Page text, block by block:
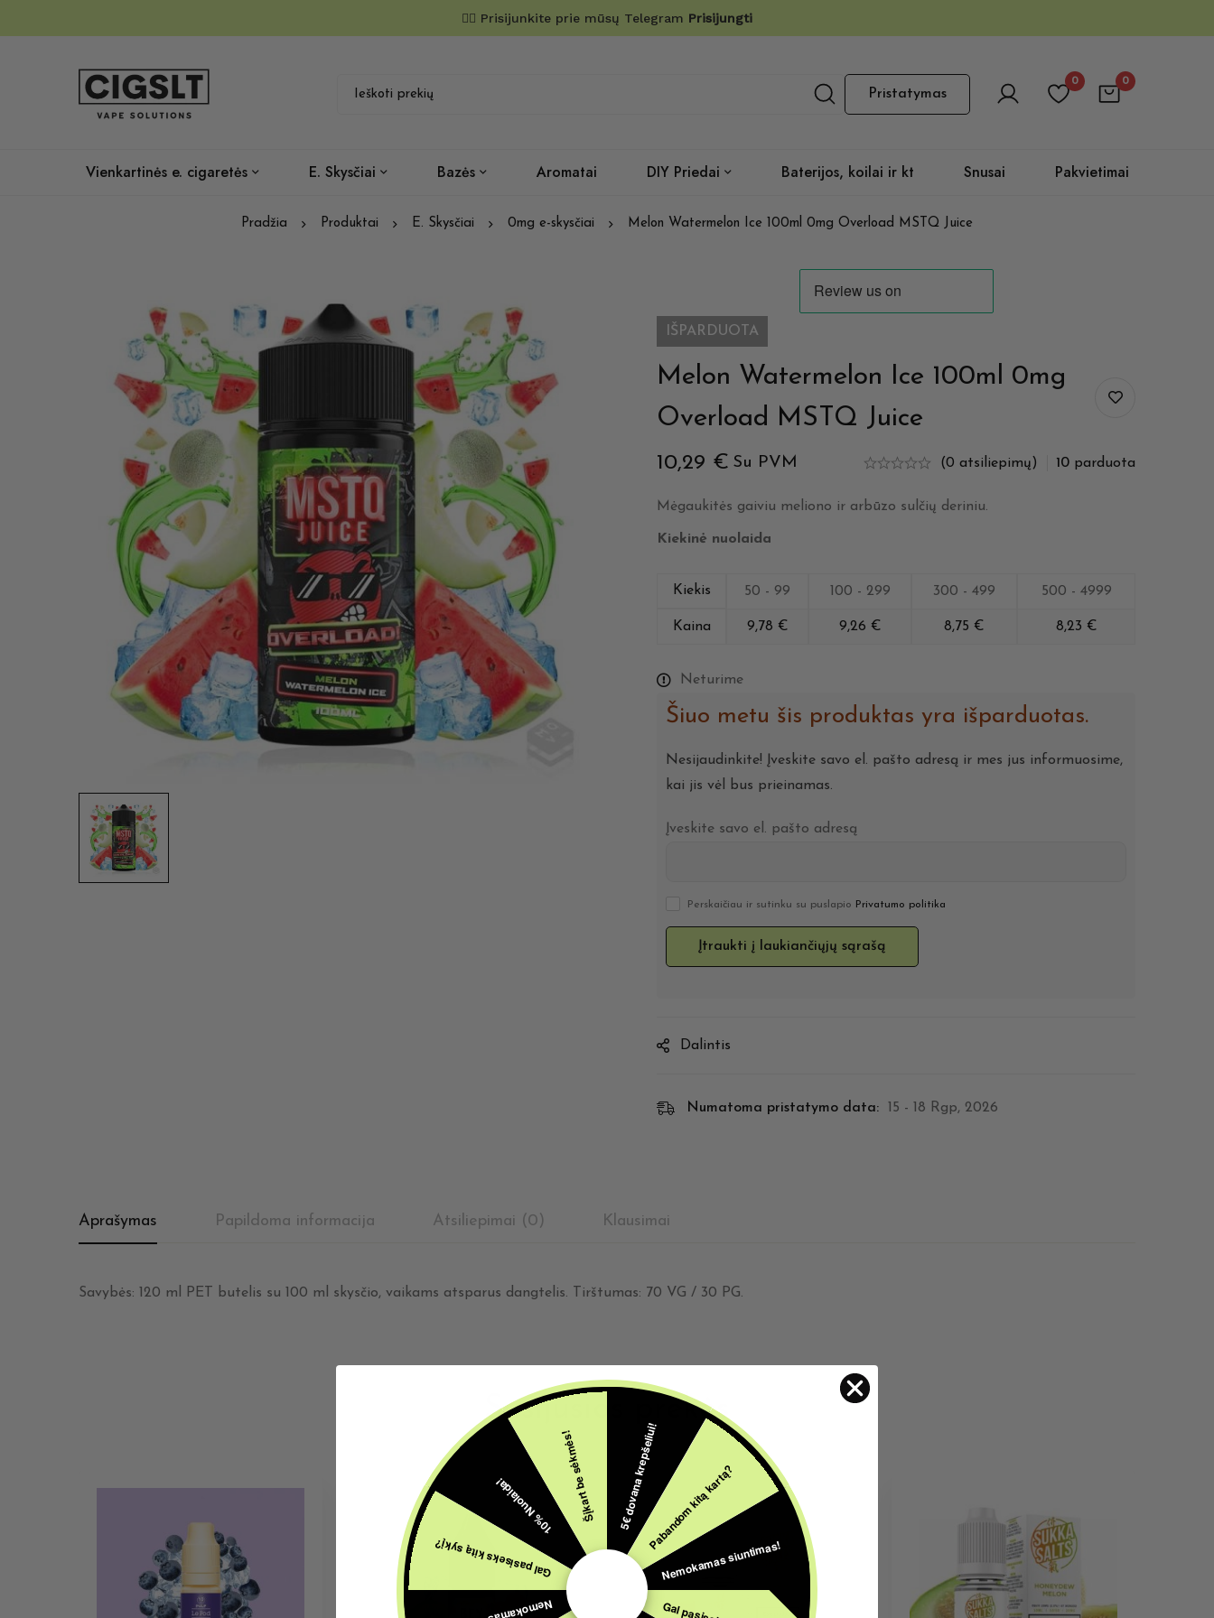
✌🏼 Prisijunkite prie mūsų Telegram Prisijungti
Pristatymas
0 0
Vienkartinės e. cigaretės E. Skysčiai Bazės Aromatai DIY Priedai Baterijos, koilai ir kt Snusai Pakvietimai
Pradžia Produktai E. Skysčiai 0mg e-skysčiai Melon Watermelon Ice 100ml 0mg Overload MSTQ Juice
IŠPARDUOTA
Melon Watermelon Ice 100ml 0mg
Overload MSTQ Juice
10,29 € Su PVM (0 atsiliepimų) 10 parduota
Mėgaukitės gaiviu meliono ir arbūzo sulčių deriniu.
Kiekinė nuolaida
Kiekis 50 - 99 100 - 299 300 - 499 500 - 4999
Kaina 9,78 € 9,26 € 8,75 € 8,23 €
Neturime
Šiuo metu šis produktas yra išparduotas.
Nesijaudinkite! Įveskite savo el. pašto adresą ir mes jus informuosime,
kai jis vėl bus prieinamas.
Įveskite savo el. pašto adresą
Perskaičiau ir sutinku su puslapio Privatumo politika
Dalintis
Numatoma pristatymo data: 15 - 18 Rgp, 2026
Aprašymas Papildoma informacija Atsiliepimai (0) Klausimai
Savybės: 120 ml PET butelis su 100 ml skysčio, vaikams atsparus dangtelis. Tirštumas: 70 VG / 30 PG.
Susijusios prekės
5€ dovana krepšeliui!Pabandom kitą kartą?
Nemokamas siuntimas!
Gal pasiseks kitą sykį?
10% Nuolaida!Šįkart be sėkmės!